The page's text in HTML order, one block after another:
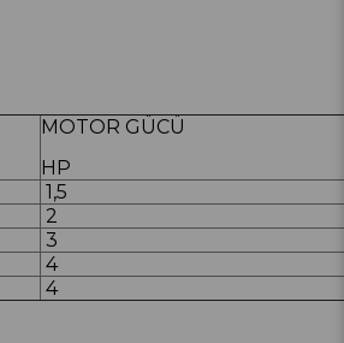
MOTOR GÜCÜ
HP
1,5
2
3
4
4